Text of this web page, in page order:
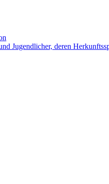
Jugendlicher, deren